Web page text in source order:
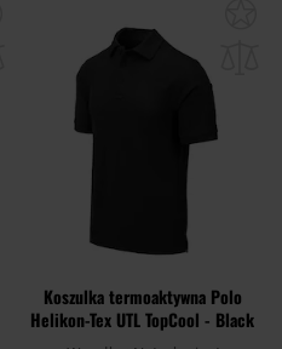
schowka
Koszulka termoaktywna Polo
Helikon-Tex UTL TopCool - Black